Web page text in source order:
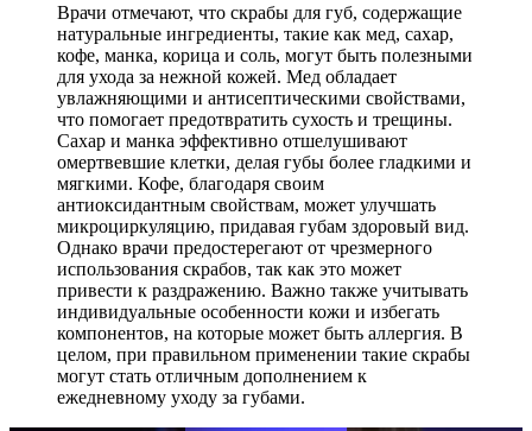
Врачи отмечают, что скрабы для губ, содержащие
натуральные ингредиенты, такие как мед, сахар,
кофе, манка, корица и соль, могут быть полезными
для ухода за нежной кожей. Мед обладает
увлажняющими и антисептическими свойствами,
что помогает предотвратить сухость и трещины.
Сахар и манка эффективно отшелушивают
омертвевшие клетки, делая губы более гладкими и
мягкими. Кофе, благодаря своим
антиоксидантным свойствам, может улучшать
микроциркуляцию, придавая губам здоровый вид.
Однако врачи предостерегают от чрезмерного
использования скрабов, так как это может
привести к раздражению. Важно также учитывать
индивидуальные особенности кожи и избегать
компонентов, на которые может быть аллергия. В
целом, при правильном применении такие скрабы
могут стать отличным дополнением к
ежедневному уходу за губами.